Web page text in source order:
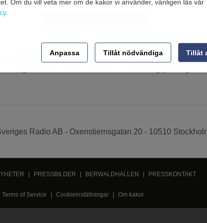
Om du vill veta mer om de kakor vi använder, vänligen läs vår
.
Anpassa Tillåt nödvändiga Tillåt
kontaktafoto@sverigesradio.seeller någon
Sveriges Radios bilder, kontakta
Radio AB - Oxenstiernsgatan 20 - 10510
PRESSBILDER BERWALDHALLEN PRESSKONTAKT
of Service Cookieinställningar Om kakor